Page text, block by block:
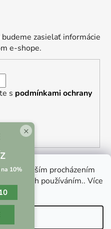
Dalším procházením
s jejich používáním.. Více
zasielať informácie
e-shope.
s podmínkami ochrany
Kontaktní formulář
×
10%